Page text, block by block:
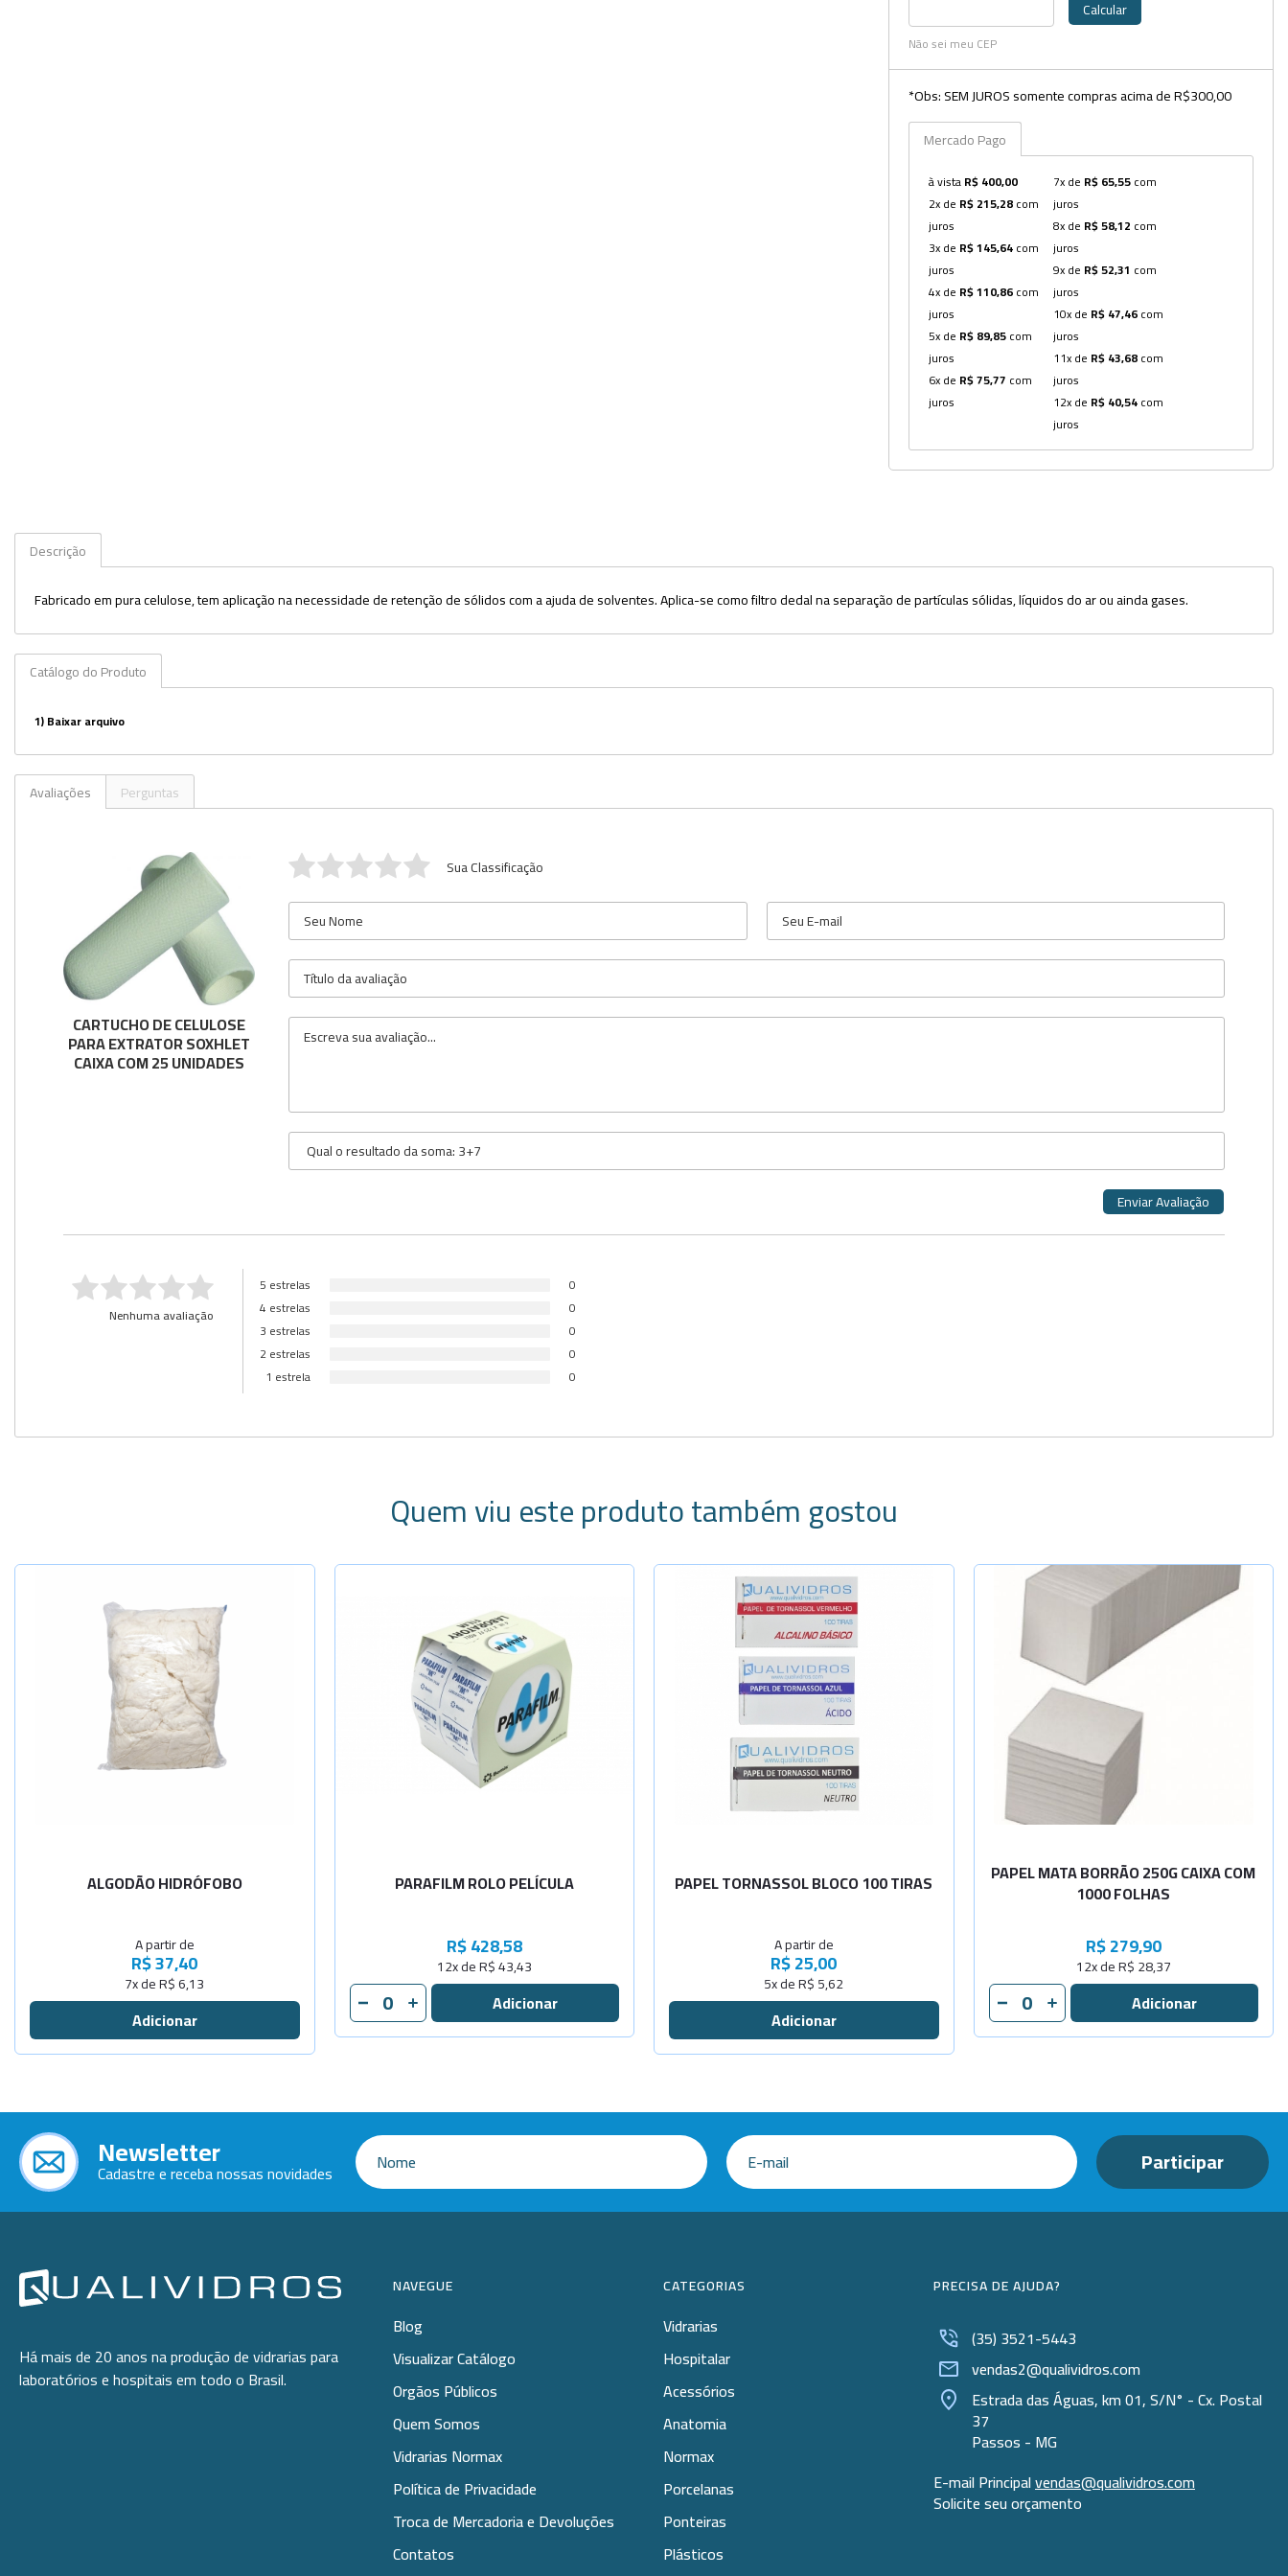
Dispensers
Espátulas
Estantes
Frascos
Funis
Lavadores
Lâminas e Lamínulas
Pipetadores e Repipetadores
Pipetas e Picnômetros
Placas e Microplacas
Potes
Sacos
Suportes
Tampas
Tubos e Microtubos
Calcular
Não sei meu CEP
*Obs: SEM JUROS somente compras acima de R$300,00
Mercado Pago
à vistaR$ 400,00
2x de R$ 215,28com
juros
3x de R$ 145,64com
juros
4x de R$ 110,86com
juros
5x de R$ 89,85com
juros
6x de R$ 75,77 com
juros
7x de R$ 65,55com
juros
8x de R$ 58,12 com
juros
9x de R$ 52,31 com
juros
10x de R$ 47,46com
juros
11x de R$ 43,68com
juros
12x de R$ 40,54com
juros
Descrição
Fabricado em pura celulose, tem aplicação na necessidade de retenção de sólidos com a ajuda de solventes. Aplica-se como filtro dedal na separação de partículas sólidas, líquidos do ar ou ainda gases.
Catálogo do Produto
1)Baixar arquivo
Avaliações Perguntas
CARTUCHO DE CELULOSE
PARA EXTRATOR SOXHLET
CAIXA COM 25 UNIDADES
Sua Classificação
Nenhuma avaliação
5 estrelas
0
4 estrelas
0
3 estrelas
0
2 estrelas
0
1 estrela
0
Quem viu este produto também gostou
ALGODÃO HIDRÓFOBO
A partir de
R$ 37,40
7x de R$ 6,13
Selecione a Quantidade
PARAFILM ROLO PELÍCULA
R$ 428,58
12x de R$ 43,43
PAPEL TORNASSOL BLOCO 100 TIRAS
A partir de
R$ 25,00
5x de R$ 5,62
Selecione a Quantidade
PAPEL MATA BORRÃO 250G CAIXA COM
1000 FOLHAS
R$ 279,90
12x de R$ 28,37
Newsletter
Cadastre e receba nossas novidades
Há mais de 20 anos na produção de vidrarias para
laboratórios e hospitais em todo o Brasil.
NAVEGUE
Blog
Visualizar Catálogo
Orgãos Públicos
Quem Somos
Vidrarias Normax
Política de Privacidade
Troca de Mercadoria e Devoluções
Contatos
CATEGORIAS
Vidrarias
Hospitalar
Acessórios
Anatomia
Normax
Porcelanas
Ponteiras
Plásticos
PRECISA DE AJUDA?
(35) 3521-5443
vendas2@qualividros.com
Estrada das Águas, km 01, S/N° - Cx. Postal
37
Passos - MG
E-mail Principalvendas@qualividros.com
Solicite seu orçamento